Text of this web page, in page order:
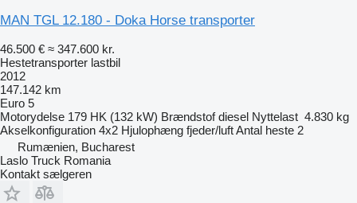
MAN TGL 12.180 - Doka Horse transporter
46.500 € ≈ 347.600 kr.
Hestetransporter lastbil
2012
147.142 km
Euro 5
Motorydelse 179 HK (132 kW) Brændstof diesel Nyttelast 4.830 kg
Akselkonfiguration 4x2 Hjulophæng fjeder/luftAntal heste 2
Rumænien, Bucharest
Laslo Truck Romania
Kontakt sælgeren